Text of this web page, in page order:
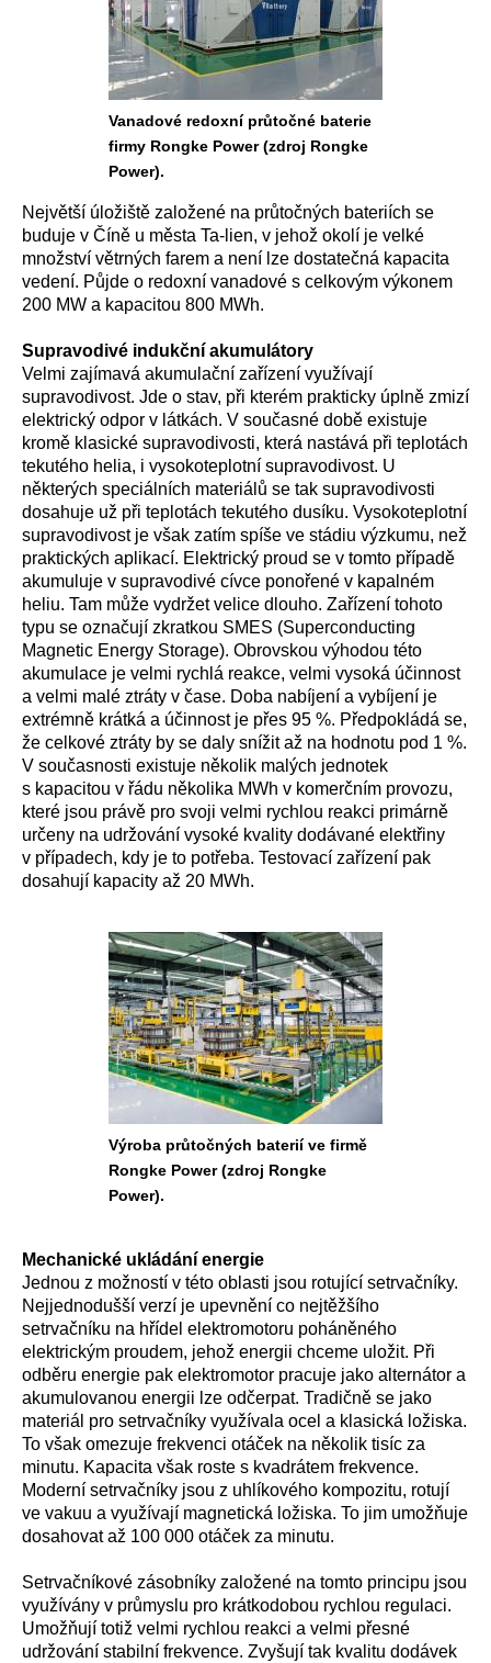
Vanadové redoxní průtočné baterie
firmy Rongke Power (zdroj Rongke
Power).
Největší úložiště založené na průtočných bateriích se
buduje v Číně u města Ta-lien, v jehož okolí je velké
množství větrných farem a není lze dostatečná kapacita
vedení. Půjde o redoxní vanadové s celkovým výkonem
200 MW a kapacitou 800 MWh.
Supravodivé indukční akumulátory
Velmi zajímavá akumulační zařízení využívají
supravodivost. Jde o stav, při kterém prakticky úplně zmizí
elektrický odpor v látkách. V současné době existuje
kromě klasické supravodivosti, která nastává při teplotách
tekutého helia, i vysokoteplotní supravodivost. U
některých speciálních materiálů se tak supravodivosti
dosahuje už při teplotách tekutého dusíku. Vysokoteplotní
supravodivost je však zatím spíše ve stádiu výzkumu, než
praktických aplikací. Elektrický proud se v tomto případě
akumuluje v supravodivé cívce ponořené v kapalném
heliu. Tam může vydržet velice dlouho. Zařízení tohoto
typu se označují zkratkou SMES (Superconducting
Magnetic Energy Storage). Obrovskou výhodou této
akumulace je velmi rychlá reakce, velmi vysoká účinnost
a velmi malé ztráty v čase. Doba nabíjení a vybíjení je
extrémně krátká a účinnost je přes 95 %. Předpokládá se,
že celkové ztráty by se daly snížit až na hodnotu pod 1 %.
V současnosti existuje několik malých jednotek
s kapacitou v řádu několika MWh v komerčním provozu,
které jsou právě pro svoji velmi rychlou reakci primárně
určeny na udržování vysoké kvality dodávané elektřiny
v případech, kdy je to potřeba. Testovací zařízení pak
dosahují kapacity až 20 MWh.
Výroba průtočných baterií ve firmě
Rongke Power (zdroj Rongke
Power).
Mechanické ukládání energie
Jednou z možností v této oblasti jsou rotující setrvačníky.
Nejjednodušší verzí je upevnění co nejtěžšího
setrvačníku na hřídel elektromotoru poháněného
elektrickým proudem, jehož energii chceme uložit. Při
odběru energie pak elektromotor pracuje jako alternátor a
akumulovanou energii lze odčerpat. Tradičně se jako
materiál pro setrvačníky využívala ocel a klasická ložiska.
To však omezuje frekvenci otáček na několik tisíc za
minutu. Kapacita však roste s kvadrátem frekvence.
Moderní setrvačníky jsou z uhlíkového kompozitu, rotují
ve vakuu a využívají magnetická ložiska. To jim umožňuje
dosahovat až 100 000 otáček za minutu.
Setrvačníkové zásobníky založené na tomto principu jsou
využívány v průmyslu pro krátkodobou rychlou regulaci.
Umožňují totiž velmi rychlou reakci a velmi přesné
udržování stabilní frekvence. Zvyšují tak kvalitu dodávek